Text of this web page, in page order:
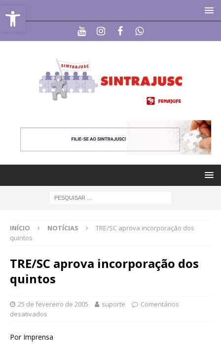
Abrir a barra de ferramentas
INÍCIO NOTÍCIAS
TRE/SC aprova incorporação dos
quintos
TRE/SC aprova incorporação dos
quintos
25 de fevereiro de 2005 suporte
Comentários
desativados
Por Imprensa